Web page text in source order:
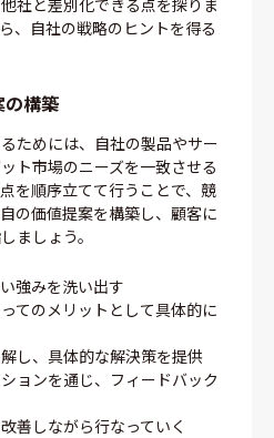
、自社の戦略のヒントを得る
構築
ためには、自社の製品やサー
ト市場のニーズを一致させる
を順序立てて行うことで、競
の価値提案を構築し、顧客に
ましょう。
強みを洗い出す
てのメリットとして具体的に
し、具体的な解決策を提供
ョンを通じ、フィードバック
善しながら行なっていく